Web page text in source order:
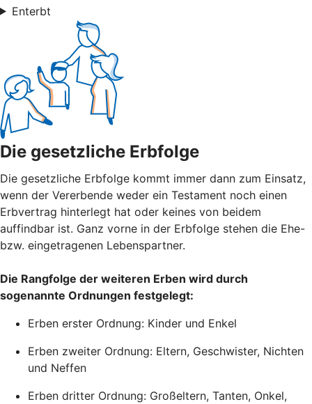
Enterbt
Die gesetzliche Erbfolge
Die gesetzliche Erbfolge kommt immer dann zum Einsatz,
wenn der Vererbende weder ein Testament noch einen
Erbvertrag hinterlegt hat oder keines von beidem
auffindbar ist. Ganz vorne in der Erbfolge stehen die Ehe-
bzw. eingetragenen Lebenspartner.
Die Rangfolge der weiteren Erben wird durch
sogenannte Ordnungen festgelegt:
Erben erster Ordnung: Kinder und Enkel
Erben zweiter Ordnung: Eltern, Geschwister, Nichten
und Neffen
Erben dritter Ordnung: Großeltern, Tanten, Onkel,